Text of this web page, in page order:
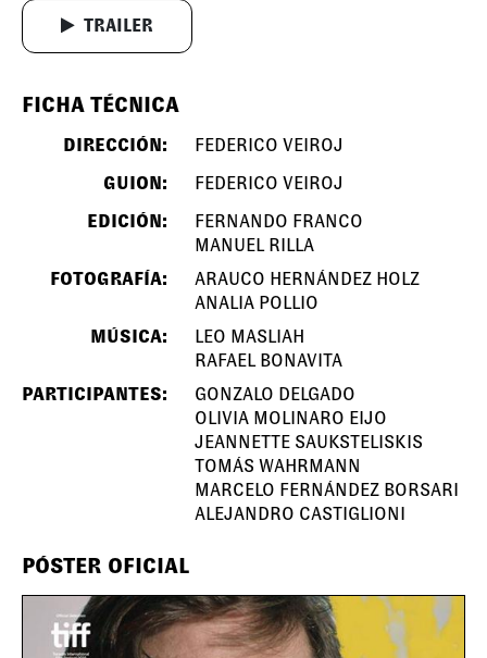
TRAILER
FICHA TÉCNICA
DIRECCIÓN:
FEDERICO VEIROJ
GUION:
FEDERICO VEIROJ
EDICIÓN:
FERNANDO FRANCO
MANUEL RILLA
FOTOGRAFÍA:
ARAUCO HERNÁNDEZ HOLZ
ANALIA POLLIO
MÚSICA:
LEO MASLIAH
RAFAEL BONAVITA
PARTICIPANTES:
GONZALO DELGADO
OLIVIA MOLINARO EIJO
JEANNETTE SAUKSTELISKIS
TOMÁS WAHRMANN
MARCELO FERNÁNDEZ BORSARI
ALEJANDRO CASTIGLIONI
PÓSTER OFICIAL